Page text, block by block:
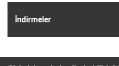
İndirmeler